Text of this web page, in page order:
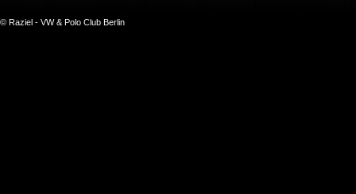
© Raziel - VW & Polo Club Berlin